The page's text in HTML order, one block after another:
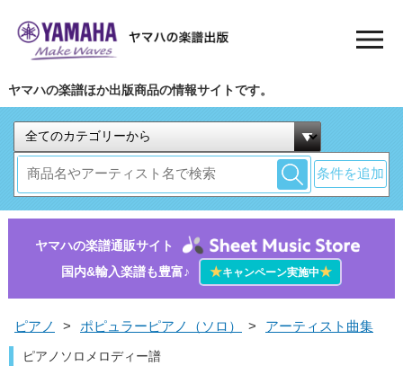
ヤマハの楽譜ほか出版商品の情報サイトです。
条件を追加
ヤマハの楽譜通販サイト
国内&輸入楽譜も豊富♪
★キャンペーン実施中★
ピアノ > ポピュラーピアノ（ソロ） > アーティスト曲集
ピアノソロメロディー譜